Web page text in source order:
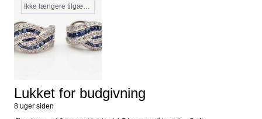
Ikke længere tilgængelig
Lukket for budgivning
8 uger siden